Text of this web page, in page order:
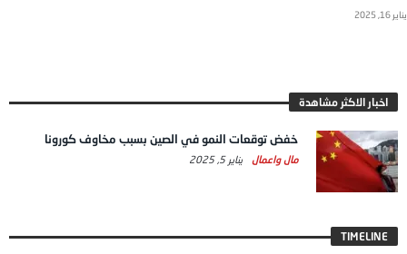
يناير 16, 2025
اخبار الاكثر مشاهدة
خفض توقعات النمو في الصين بسبب مخاوف كورونا
مال واعمال يناير 5, 2025
TIMELINE